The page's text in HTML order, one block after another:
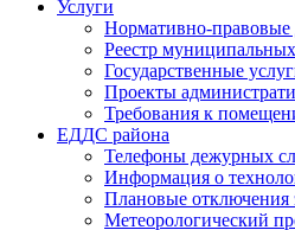
Услуги
Нормативно-
Реестр
Государственные
Проекты
Требования к
ЕДДС района
Телефоны дежурных
Информация о
Плановые отключения
Метеорологический